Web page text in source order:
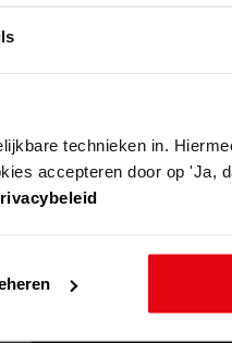
technieken in.
accepteren door op 'Ja,